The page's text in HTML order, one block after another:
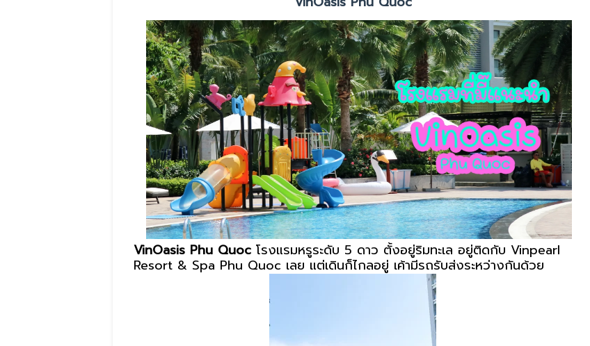
VinOasis Phu Quoc โรงแรมหรูระดับ 5 ดาว ตั้งอยู่ริมทะเล อยู่ติดกับ Vinpearl
Resort & Spa Phu Quoc เลย แต่เดินก็ไกลอยู่ เค้ามีรถรับส่งระหว่างกันด้วย